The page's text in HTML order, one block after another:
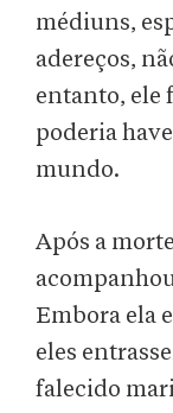
médiuns,
adereços,
entanto, ele
poderia
mundo.
Após a
Embora ela
eles
falecido